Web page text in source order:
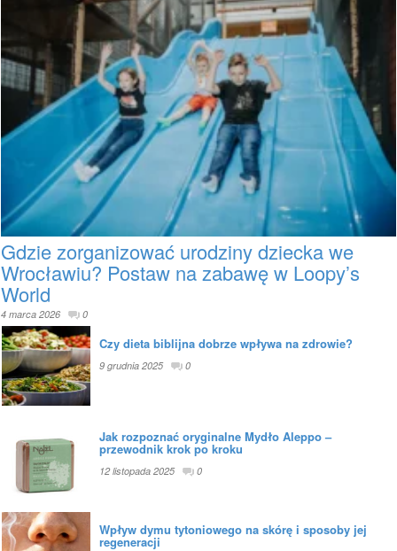
Gdzie zorganizować urodziny dziecka we
Wrocławiu? Postaw na zabawę w Loopy’s
World
4 marca 2026 0
Czy dieta biblijna dobrze wpływa na zdrowie?
9 grudnia 2025 0
Jak rozpoznać oryginalne Mydło Aleppo –
przewodnik krok po kroku
12 listopada 2025 0
Wpływ dymu tytoniowego na skórę i sposoby jej
regeneracji